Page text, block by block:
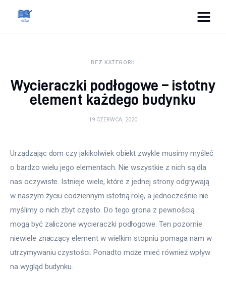
Zdrowie
Więcej
BEZ KATEGORII
Wycieraczki podłogowe – istotny
element każdego budynku
19 CZERWCA, 2020
Urządzając dom czy jakikolwiek obiekt zwykle musimy myśleć
o bardzo wielu jego elementach. Nie wszystkie z nich są dla
nas oczywiste. Istnieje wiele, które z jednej strony odgrywają
w naszym życiu codziennym istotną rolę, a jednocześnie nie
myślimy o nich zbyt często. Do tego grona z pewnością
mogą być zaliczone wycieraczki podłogowe. Ten pozornie
niewiele znaczący element w wielkim stopniu pomaga nam w
utrzymywaniu czystości. Ponadto może mieć również wpływ
na wygląd budynku.